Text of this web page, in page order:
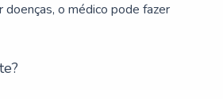
o médico pode fazer